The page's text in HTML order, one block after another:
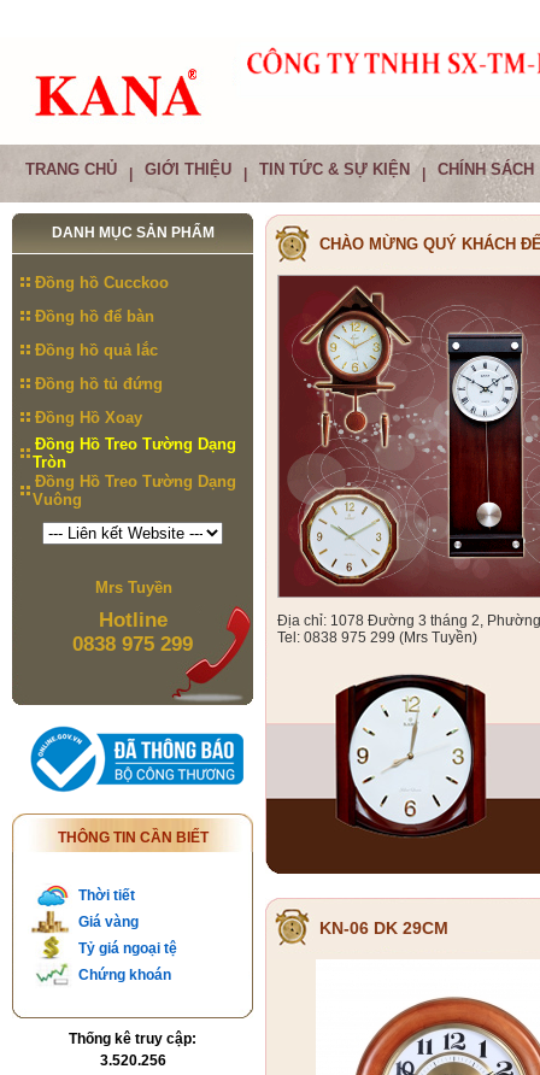
TRANG CHỦ GIỚI THIỆU TIN TỨC & SỰ KIỆN CHÍNH SÁCH
DANH MỤC SẢN PHẨM
Đồng hồ Cucckoo
Đồng hồ để bàn
Đồng hồ quả lắc
Đồng hồ tủ đứng
Đồng Hồ Xoay
Đồng Hồ Treo Tường Dạng
Tròn
Đồng Hồ Treo Tường Dạng
Vuông
Mrs Tuyền
Hotline
0838 975 299
THÔNG TIN CẦN BIẾT
Thời tiết
Giá vàng
Tỷ giá ngoại tệ
Chứng khoán
Thống kê truy cập:
3.520.256
CHÀO MỪNG QUÝ KHÁCH
Địa chỉ: 1078 Đường 3 tháng 2, Phường
Tel: 0838 975 299 (Mrs Tuyền)
KN-06 DK 29CM